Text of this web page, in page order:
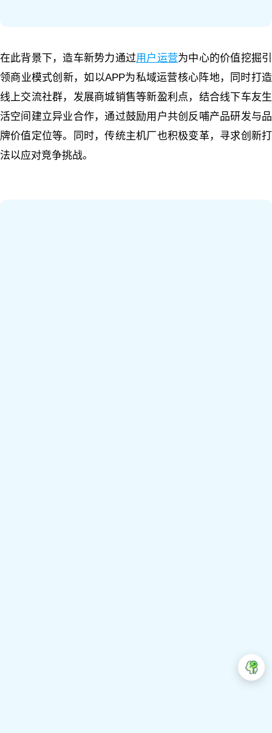
在此背景下，造车新势力通过用户运营为中心的价值挖掘引
领商业模式创新，如以APP为私域运营核心阵地，同时打造
线上交流社群，发展商城销售等新盈利点，结合线下车友生
活空间建立异业合作，通过鼓励用户共创反哺产品研发与品
牌价值定位等。同时，传统主机厂也积极变革，寻求创新打
法以应对竞争挑战。